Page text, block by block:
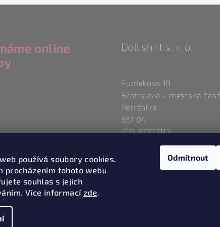
používá soubory cookies.
procházením tohoto webu
souhlas s jejich
Více informací zde.
Odmítnout
online
Doll shirt s. r. o.
Furdekova 19
Bratislava - mestská časť
Petržalka
851 04
IČO: 57727112